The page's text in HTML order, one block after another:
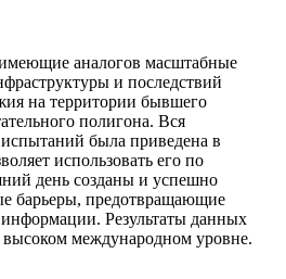
аналогов масштабные
и последствий
на территории бывшего
полигона. Вся
была приведена в
использовать его по
день созданы и успешно
барьеры, предотвращающие
Результаты данных
международном уровне.